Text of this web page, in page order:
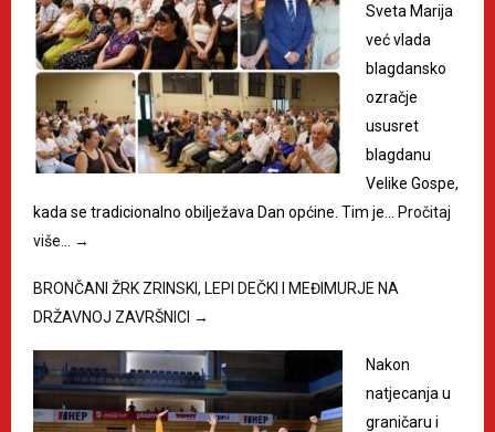
Sveta Marija
već vlada
blagdansko
ozračje
ususret
blagdanu
Velike Gospe,
kada se tradicionalno obilježava Dan općine. Tim je…
Pročitaj
više…
→
BRONČANI ŽRK ZRINSKI, LEPI DEČKI I MEĐIMURJE NA
DRŽAVNOJ ZAVRŠNICI →
Nakon
natjecanja u
graničaru i